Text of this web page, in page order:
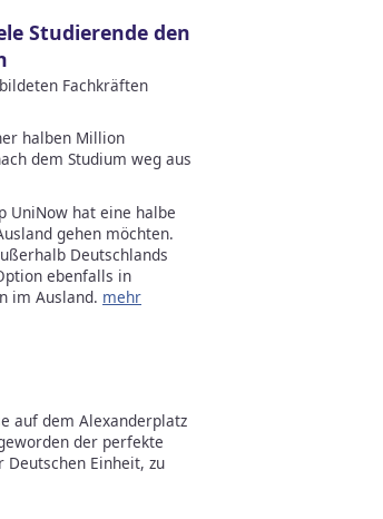
Studierende den
Fachkräften
halben Million
dem Studium weg aus
UniNow hat eine halbe
gehen möchten.
Deutschlands
ebenfalls in
im Ausland. mehr
auf dem Alexanderplatz
der perfekte
Deutschen Einheit, zu